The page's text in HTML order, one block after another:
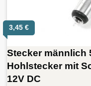
3,45 €
Stecker männlich
Hohlstecker mit
12V DC